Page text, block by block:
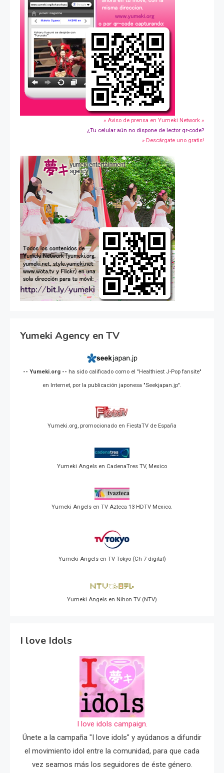
» Aviso de prensa en Yumeki Network »
¿Tu celular aún no dispone de lector qr-code?
» Descárgate uno gratis!
Yumeki Agency en TV
-- Yumeki.org -- ha sido calificado como el "Healthiest J-Pop fansite"
en Internet, por la publicación japonesa "Seekjapan.jp".
Yumeki.org, promocionado en FiestaTV de España
Yumeki Angels en CadenaTres TV, Mexico
Yumeki Angels en TV Azteca 13 HDTV Mexico.
Yumeki Angels en TV Tokyo (Ch 7 digital)
Yumeki Angels en Nihon TV (NTV)
I love Idols
I love idols campaign.
Únete a la campaña "I love idols" y ayúdanos a difundir
el movimiento idol entre la comunidad, para que cada
vez seamos más los seguidores de éste género.